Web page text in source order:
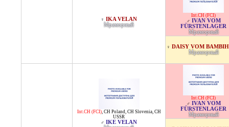
♀ IKA VELAN
Мраморный
Int.CH (FCI)
♂ IVAN VOM
FÜRSTENLAGER
Мраморный
♀ DAISY VOM
Мраморный
Int.CH (FCI), CH Poland, CH Slovenia, CH
USSR
♂ IKE VELAN
Int.CH (FCI)
♂ IVAN VOM
FÜRSTENLAGER
Мраморный